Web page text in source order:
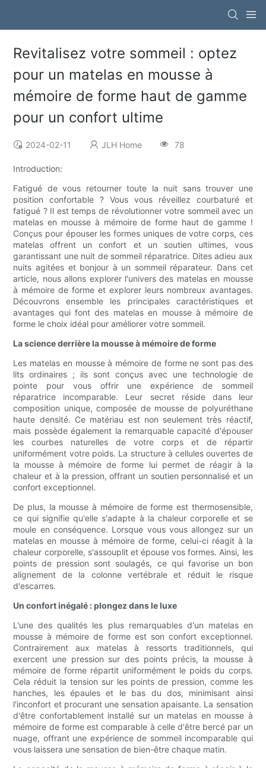
Revitalisez votre sommeil : optez
pour un matelas en mousse à
mémoire de forme haut de gamme
pour un confort ultime
2024-02-11 JLH Home 78
Introduction:
Fatigué de vous retourner toute la nuit sans trouver une
position confortable ? Vous vous réveillez courbaturé et
fatigué ? Il est temps de révolutionner votre sommeil avec un
matelas en mousse à mémoire de forme haut de gamme !
Conçus pour épouser les formes uniques de votre corps, ces
matelas offrent un confort et un soutien ultimes, vous
garantissant une nuit de sommeil réparatrice. Dites adieu aux
nuits agitées et bonjour à un sommeil réparateur. Dans cet
article, nous allons explorer l'univers des matelas en mousse
à mémoire de forme et explorer leurs nombreux avantages.
Découvrons ensemble les principales caractéristiques et
avantages qui font des matelas en mousse à mémoire de
forme le choix idéal pour améliorer votre sommeil.
La science derrière la mousse à mémoire de forme
Les matelas en mousse à mémoire de forme ne sont pas des
lits ordinaires ; ils sont conçus avec une technologie de
pointe pour vous offrir une expérience de sommeil
réparatrice incomparable. Leur secret réside dans leur
composition unique, composée de mousse de polyuréthane
haute densité. Ce matériau est non seulement très réactif,
mais possède également la remarquable capacité d'épouser
les courbes naturelles de votre corps et de répartir
uniformément votre poids. La structure à cellules ouvertes de
la mousse à mémoire de forme lui permet de réagir à la
chaleur et à la pression, offrant un soutien personnalisé et un
confort exceptionnel.
De plus, la mousse à mémoire de forme est thermosensible,
ce qui signifie qu'elle s'adapte à la chaleur corporelle et se
moule en conséquence. Lorsque vous vous allongez sur un
matelas en mousse à mémoire de forme, celui-ci réagit à la
chaleur corporelle, s'assouplit et épouse vos formes. Ainsi, les
points de pression sont soulagés, ce qui favorise un bon
alignement de la colonne vertébrale et réduit le risque
d'escarres.
Un confort inégalé : plongez dans le luxe
L'une des qualités les plus remarquables d'un matelas en
mousse à mémoire de forme est son confort exceptionnel.
Contrairement aux matelas à ressorts traditionnels, qui
exercent une pression sur des points précis, la mousse à
mémoire de forme répartit uniformément le poids du corps.
Cela réduit la tension sur les points de pression, comme les
hanches, les épaules et le bas du dos, minimisant ainsi
l'inconfort et procurant une sensation apaisante. La sensation
d'être confortablement installé sur un matelas en mousse à
mémoire de forme est comparable à celle d'être bercé par un
nuage, offrant une expérience de sommeil incomparable qui
vous laissera une sensation de bien-être chaque matin.